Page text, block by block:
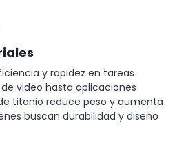
y rapidez en tareas
video hasta aplicaciones
titanio reduce peso y aumenta
buscan durabilidad y diseño